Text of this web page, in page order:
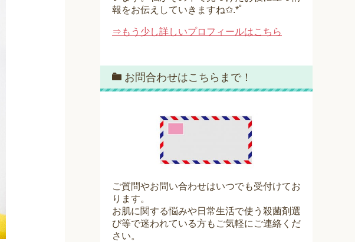
報をお伝えしていきますね✩.*˚
⇒もう少し詳しいプロフィールはこちら
お問合わせはこちらまで！
ご質問やお問い合わせはいつでも受付けてお
ります。
お肌に関する悩みや日常生活で使う殺菌剤選
び等で迷われている方もご気軽にご連絡くだ
さい。